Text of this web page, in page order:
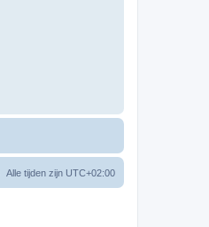
Alle tijden zijn UTC+02:00